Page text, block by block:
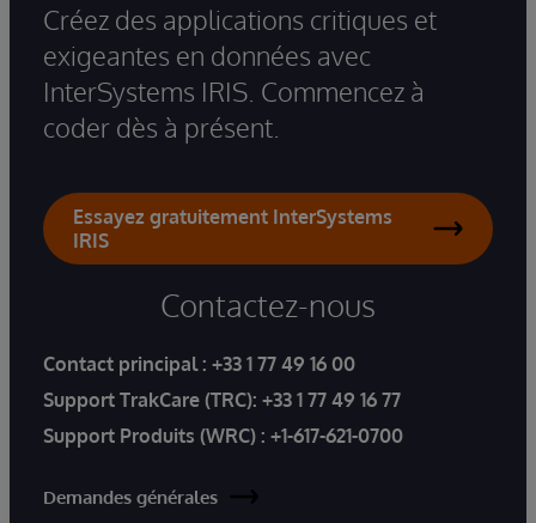
Créez des applications critiques et
exigeantes en données avec
InterSystems IRIS. Commencez à
coder dès à présent.
Essayez gratuitement InterSystems
IRIS
Contactez-nous
Contact principal : +33 1 77 49 16 00
Support TrakCare (TRC): +33 1 77 49 16 77
Support Produits (WRC) : +1-617-621-0700
Demandes générales